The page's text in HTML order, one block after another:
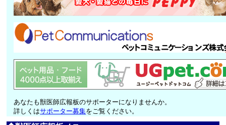
あなたも獣医師広報板のサポーターになりませんか。
詳しくはサポーター募集をご覧ください。